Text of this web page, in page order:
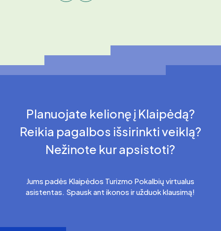
Planuojate kelionę į Klaipėdą?
Reikia pagalbos išsirinkti veiklą?
Nežinote kur apsistoti?
Jums padės Klaipėdos Turizmo Pokalbių virtualus
asistentas. Spausk ant ikonos ir užduok klausimą!